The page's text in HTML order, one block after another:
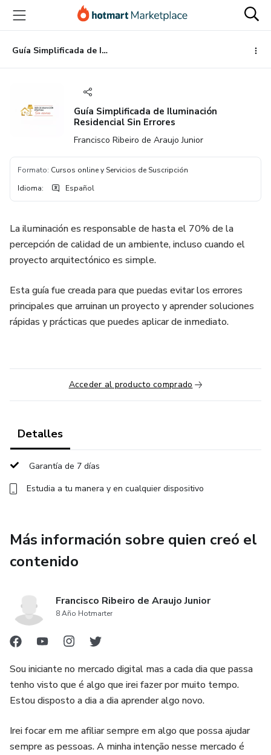
principal
página
de
página
Guía Simplificada de Iluminación Residencial Sin Errores
Guía Simplificada de Iluminación
Residencial Sin Errores
Francisco Ribeiro de Araujo Junior
Formato: Cursos online y Servicios de Suscripción
Idioma: Español
La iluminación es responsable de hasta el 70% de la
percepción de calidad de un ambiente, incluso cuando el
proyecto arquitectónico es simple.
Esta guía fue creada para que puedas evitar los errores
principales que arruinan un proyecto y aprender soluciones
rápidas y prácticas que puedes aplicar de inmediato.
Acceder al producto comprado
Detalles
Garantía de 7 días
Estudia a tu manera y en cualquier dispositivo
Más información sobre quien creó el
contenido
Francisco Ribeiro de Araujo Junior
8 Año Hotmarter
Sou iniciante no mercado digital mas a cada dia que passa
tenho visto que é algo que irei fazer por muito tempo.
Estou disposto a dia a dia aprender algo novo.
Irei focar em me afiliar sempre em algo que possa ajudar
sempre as pessoas. A minha intenção nesse mercado é